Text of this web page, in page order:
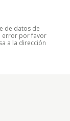
de datos de
error por favor
a la dirección